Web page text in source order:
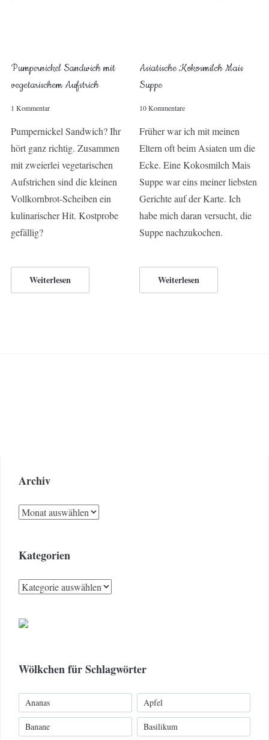
Pumpernickel Sandwich mit
vegetarischem Aufstrich
1 Kommentar
Pumpernickel Sandwich? Ihr
hört ganz richtig. Zusammen
mit zweierlei vegetarischen
Aufstrichen sind die kleinen
Vollkornbrot-Scheiben ein
kulinarischer Hit. Kostprobe
gefällig?
Weiterlesen
Asiatische Kokosmilch Mais
Suppe
10 Kommentare
Früher war ich mit meinen
Eltern oft beim Asiaten um die
Ecke. Eine Kokosmilch Mais
Suppe war eins meiner liebsten
Gerichte auf der Karte. Ich
habe mich daran versucht, die
Suppe nachzukochen.
Weiterlesen
Archiv
Archiv
Kategorien
Kategorien
Wölkchen für Schlagwörter
Ananas Apfel
Banane Basilikum